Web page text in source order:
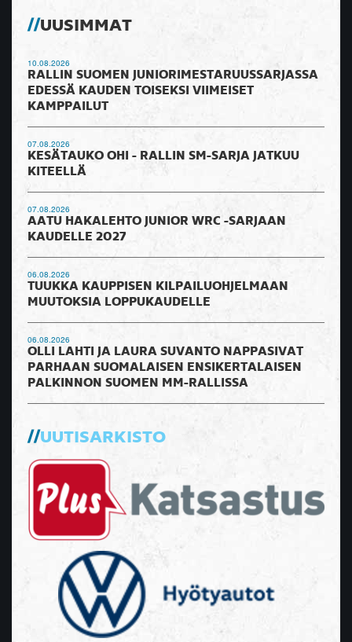
UUSIMMAT
10.08.2026
RALLIN SUOMEN JUNIORIMESTARUUSSARJASSA
EDESSÄ KAUDEN TOISEKSI VIIMEISET
KAMPPAILUT
07.08.2026
KESÄTAUKO OHI - RALLIN SM-SARJA JATKUU
KITEELLÄ
07.08.2026
AATU HAKALEHTO JUNIOR WRC -SARJAAN
KAUDELLE 2027
06.08.2026
TUUKKA KAUPPISEN KILPAILUOHJELMAAN
MUUTOKSIA LOPPUKAUDELLE
06.08.2026
OLLI LAHTI JA LAURA SUVANTO NAPPASIVAT
PARHAAN SUOMALAISEN ENSIKERTALAISEN
PALKINNON SUOMEN MM-RALLISSA
UUTISARKISTO